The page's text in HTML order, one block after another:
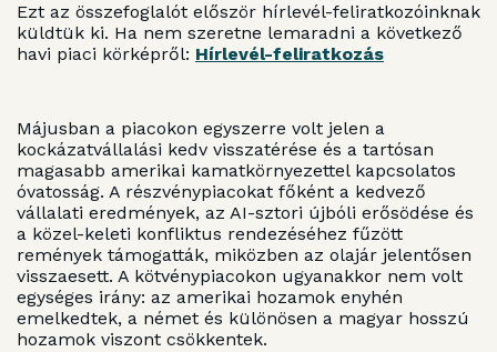
Ezt az összefoglalót először hírlevél-feliratkozóinknak
küldtük ki. Ha nem szeretne lemaradni a következő
havi piaci körképről: Hírlevél-feliratkozás
Májusban a piacokon egyszerre volt jelen a
kockázatvállalási kedv visszatérése és a tartósan
magasabb amerikai kamatkörnyezettel kapcsolatos
óvatosság. A részvénypiacokat főként a kedvező
vállalati eredmények, az AI-sztori újbóli erősödése és
a közel-keleti konfliktus rendezéséhez fűzött
remények támogatták, miközben az olajár jelentősen
visszaesett. A kötvénypiacokon ugyanakkor nem volt
egységes irány: az amerikai hozamok enyhén
emelkedtek, a német és különösen a magyar hosszú
hozamok viszont csökkentek.